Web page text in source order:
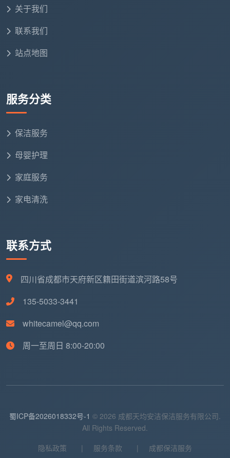
关于我们
联系我们
站点地图
服务分类
保洁服务
母婴护理
家庭服务
家电清洗
联系方式
四川省成都市天府新区籍田街道滨河路58号
135-5033-3441
whitecamel@qq.com
周一至周日 8:00-20:00
蜀ICP备2026018332号-1 © 2026 成都天均安洁保洁服务有限公司.
All Rights Reserved.
隐私政策
| 服务条款 | 成都保洁服务